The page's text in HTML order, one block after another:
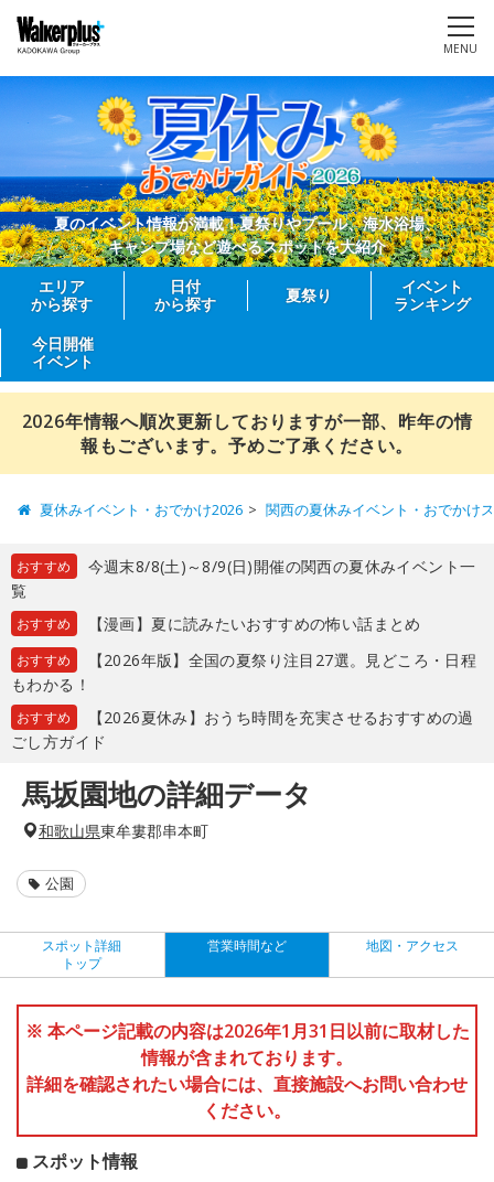
MENU
夏のイベント情報が満載！夏祭りやプール、海水浴場、
キャンプ場など遊べるスポットを大紹介
エリア
から探す
日付
から探す
夏祭り
イベント
ランキング
今日開催
イベント
2026年情報へ順次更新しておりますが一部、昨年の情
報もございます。予めご了承ください。
夏休みイベント・おでかけ2026 関西の夏休みイベント・おでかけ
おすすめ
今週末8/8(土)～8/9(日)開催の関西の夏休みイベント一
覧
おすすめ 【漫画】夏に読みたいおすすめの怖い話まとめ
おすすめ
【2026年版】全国の夏祭り注目27選。見どころ・日程
もわかる！
おすすめ
【2026夏休み】おうち時間を充実させるおすすめの過
ごし方ガイド
馬坂園地の詳細データ
和歌山県東牟婁郡串本町
公園
スポット詳細
トップ
営業時間など 地図・アクセス
※ 本ページ記載の内容は2026年1月31日以前に取材した
情報が含まれております。
詳細を確認されたい場合には、直接施設へお問い合わせ
ください。
スポット情報